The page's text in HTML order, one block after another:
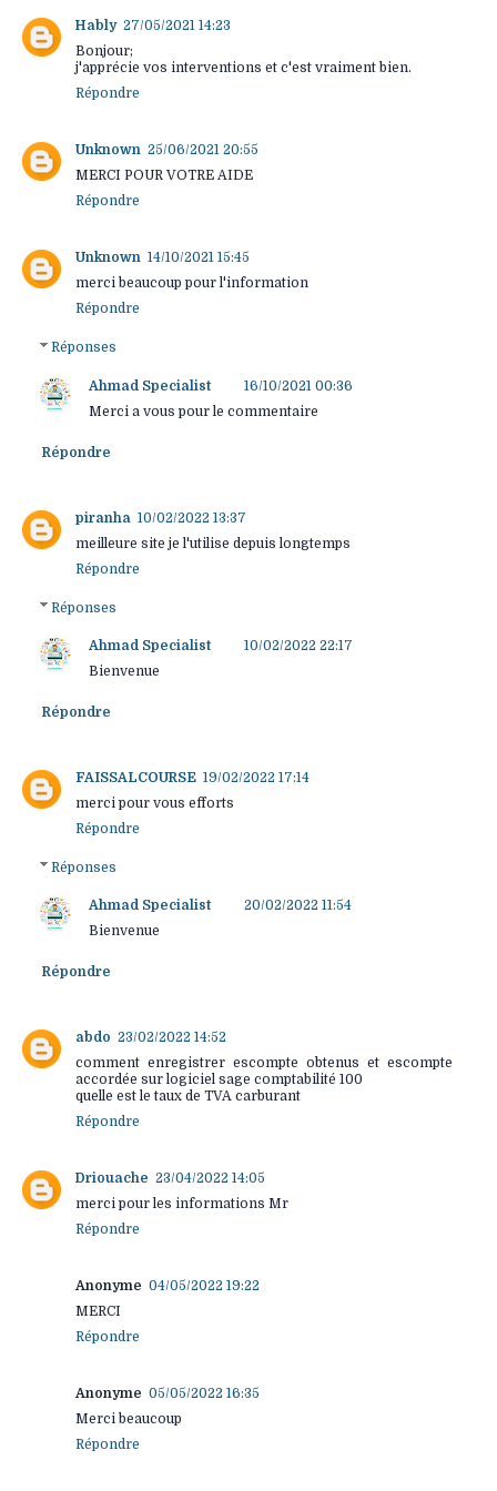
Hably 27/05/2021 14:23
Bonjour;
j'apprécie vos interventions et c'est vraiment bien.
Répondre
Unknown 25/06/2021 20:55
MERCI POUR VOTRE AIDE
Répondre
Unknown 14/10/2021 15:45
merci beaucoup pour l'information
Répondre
Réponses
Ahmad Specialist
16/10/2021 00:36
Merci a vous pour le commentaire
Répondre
piranha 10/02/2022 13:37
meilleure site je l'utilise depuis longtemps
Répondre
Réponses
Ahmad Specialist
10/02/2022 22:17
Bienvenue
Répondre
FAISSALCOURSE 19/02/2022 17:14
merci pour vous efforts
Répondre
Réponses
Ahmad Specialist
20/02/2022 11:54
Bienvenue
Répondre
abdo 23/02/2022 14:52
comment enregistrer escompte obtenus et escompte
accordée sur logiciel sage comptabilité 100
quelle est le taux de TVA carburant
Répondre
Driouache 23/04/2022 14:05
merci pour les informations Mr
Répondre
Anonyme 04/05/2022 19:22
MERCI
Répondre
Anonyme 05/05/2022 16:35
Merci beaucoup
Répondre